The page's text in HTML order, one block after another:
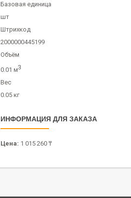
Базовая единица
шт
Штрихкод
2000000445199
Объём
0.01 м3
Вес
0.05 кг
ИНФОРМАЦИЯ ДЛЯ ЗАКАЗА
Цена: 1 015 260 ₸